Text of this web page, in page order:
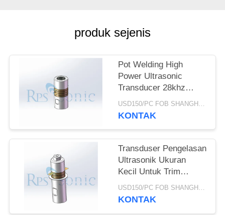
produk sejenis
Pot Welding High
Power Ultrasonic
Transducer 28khz
800W Output Yang
Kuat
USD150/PC FOB SHANGHAI MOQ:1pcs
KONTAK
Transduser Pengelasan
Ultrasonik Ukuran
Kecil Untuk Trim
Interior Mobil
USD150/PC FOB SHANGHAI MOQ:1pcs
KONTAK